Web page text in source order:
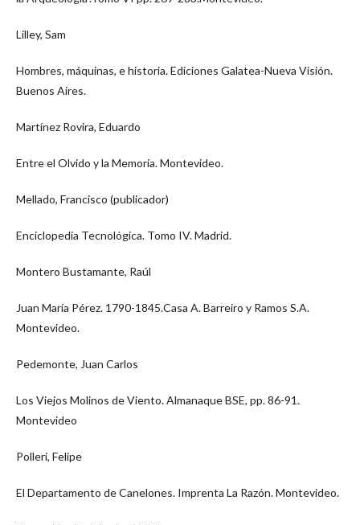
Lilley, Sam
Hombres, máquinas, e historia. Ediciones Galatea-Nueva Visión.
Buenos Aires.
Martínez Rovira, Eduardo
Entre el Olvido y la Memoria. Montevideo.
Mellado, Francisco (publicador)
Enciclopedia Tecnológica. Tomo IV. Madrid.
Montero Bustamante, Raúl
Juan María Pérez. 1790-1845.Casa A. Barreiro y Ramos S.A.
Montevideo.
Pedemonte, Juan Carlos
Los Viejos Molinos de Viento. Almanaque BSE, pp. 86-91.
Montevideo
Polleri, Felipe
El Departamento de Canelones. Imprenta La Razón. Montevideo.